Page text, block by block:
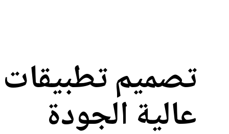
تصميم تطبيقات
عالية الجودة